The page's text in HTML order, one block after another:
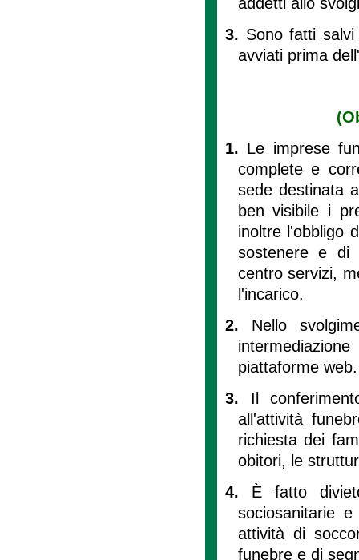
3. Sono fatti
avviati prima
1. Le imprese
complete e
sede destinata
ben visibile i
inoltre l'obbligo
sostenere e di
centro servizi,
l'incarico.
2. Nello
piattaforme web.
3. Il
all'attività
richiesta dei
obitori, le
4. È fatto
sociosanitarie
attività di
funebre e di